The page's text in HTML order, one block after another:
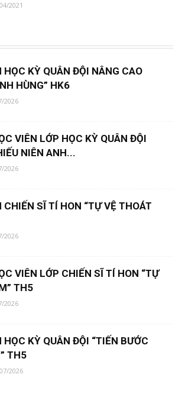
2021
HỌC KỲ QUÂN ĐỘI NÂNG CAO
HÙNG” HK6
2026
VIÊN LỚP HỌC KỲ QUÂN ĐỘI
NIÊN ANH...
2026
CHIẾN SĨ TÍ HON “TỰ VỆ THOÁT
2026
VIÊN LỚP CHIẾN SĨ TÍ HON “TỰ
TH5
2026
HỌC KỲ QUÂN ĐỘI “TIẾN BƯỚC
TH5
2026